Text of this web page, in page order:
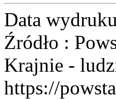
Data
Źródło :
Krajnie -
https://